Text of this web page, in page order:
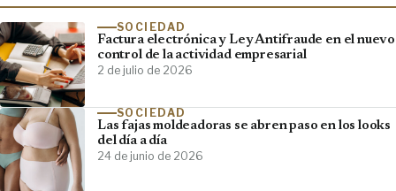
SOCIEDAD
Factura electrónica y Ley Antifraude en el nuevo
control de la actividad empresarial
2 de julio de 2026
SOCIEDAD
Las fajas moldeadoras se abren paso en los looks
del día a día
24 de junio de 2026